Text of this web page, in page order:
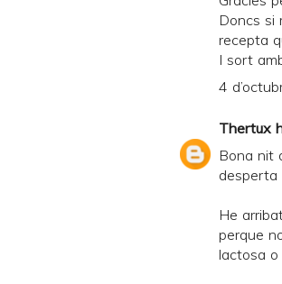
Doncs si
recepta
I sort
4
Thertux
Bona nit
desperta
He
perque
lactosa o